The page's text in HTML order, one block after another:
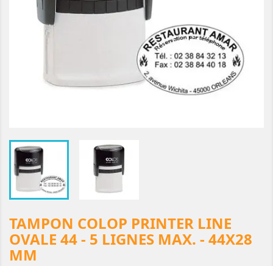
TAMPON COLOP PRINTER LINE
OVALE 44 - 5 LIGNES MAX. - 44X28
MM